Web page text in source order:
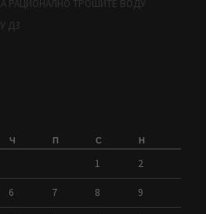
РАЦИОНАЛНО ТРОШИТЕ ВОДУ
Д3
Ч П С Н
1 2
6 7 8 9